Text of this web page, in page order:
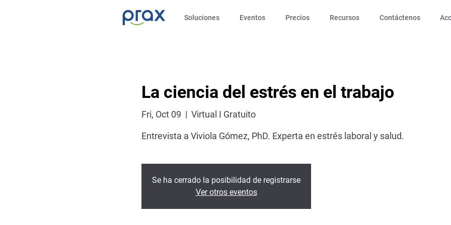
Soluciones Eventos Precios Recursos Contáctenos
La ciencia del estrés en el trabajo
Fri, Oct 09
  |
Virtual I Gratuito
Entrevista a Viviola Gómez, PhD. Experta en estrés laboral y salud.
Se ha cerrado la posibilidad de registrarse
Ver otros eventos